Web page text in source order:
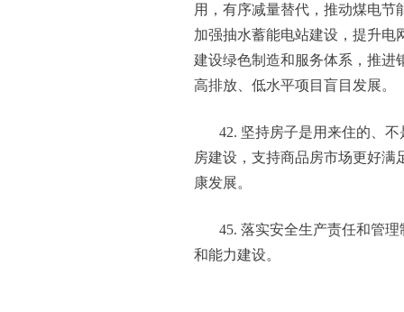
用，有序减量替代，推动煤电节
加强抽水蓄能电站建设，提升电
建设绿色制造和服务体系，推进
高排放、低水平项目盲目发展。
42. 坚持房子是用来住的、
房建设，支持商品房市场更好
康发展。
45. 落实安全生产责任和管
和能力建设。